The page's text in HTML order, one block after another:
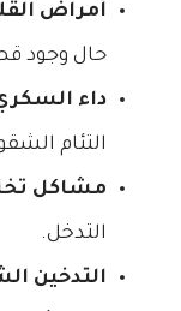
أمراض
حال وجود
داء
التئام
مشاكل
التدخل.
التدخين